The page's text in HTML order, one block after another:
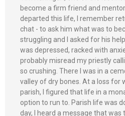
become a firm friend and
departed this life, I remember
chat - to ask him what was to
struggling and I asked for his
was depressed, racked with
probably misread my priestly
so crushing. There I was in a
valley of dry bones. At a loss for
parish, I figured that life in a
option to run to. Parish life was
day, I heard a message that